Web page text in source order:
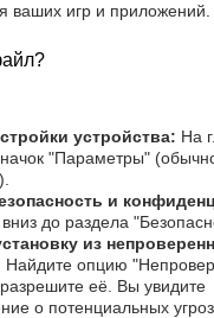
ваших игр и приложений.
устройства: На
"Параметры"
и
до раздела
из
Найдите опцию
её. Вы увидите
о потенциальных